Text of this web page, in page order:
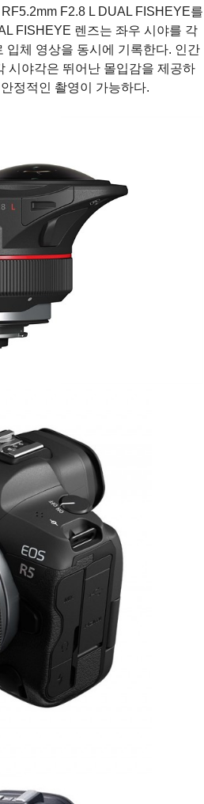
F2.8 L DUAL FISHEYE를
FISHEYE 렌즈는 좌우 시야를 각
입체 영상을 동시에 기록한다. 인간
시야각은 뛰어난 몰입감을 제공하
정적인 촬영이 가능하다.